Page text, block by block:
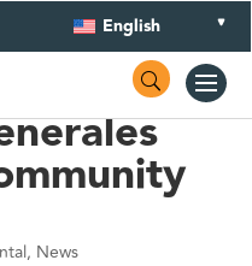
English
, News